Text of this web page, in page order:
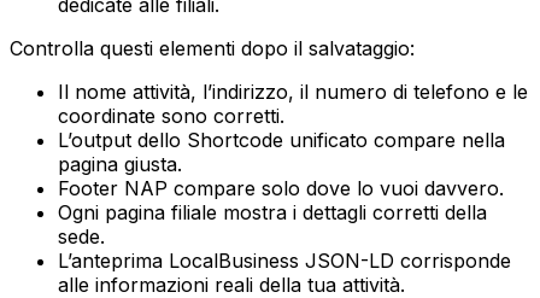
Controlla questi elementi dopo il salvataggio:
Il nome attività, l’indirizzo, il numero di telefono e le
coordinate sono corretti.
L’output dello Shortcode unificato compare nella
pagina giusta.
Footer NAP compare solo dove lo vuoi davvero.
Ogni pagina filiale mostra i dettagli corretti della
sede.
L’anteprima LocalBusiness JSON-LD corrisponde
alle informazioni reali della tua attività.